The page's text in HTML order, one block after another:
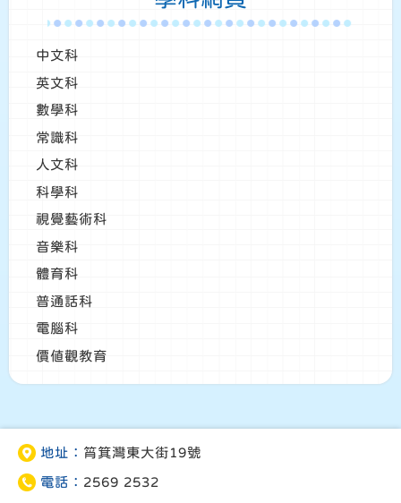
中文科
英文科
數學科
常識科
人文科
科學科
視覺藝術科
音樂科
體育科
普通話科
電腦科
價值觀教育
地址： 筲箕灣東大街19號
電話： 2569 2532